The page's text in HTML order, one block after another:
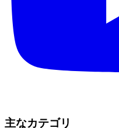
主なカテゴリ